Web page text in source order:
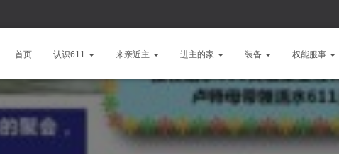
首页 认识611 来亲近主 进主的家 装备 权能服事